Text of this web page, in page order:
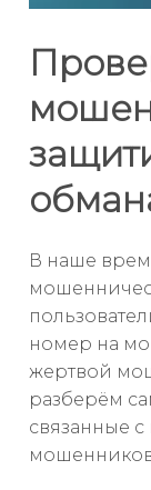
В наше
номер на
жертвой
разберём
связанные